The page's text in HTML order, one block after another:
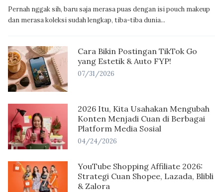
Pernah nggak sih, baru saja merasa puas dengan isi pouch makeup
dan merasa koleksi sudah lengkap, tiba-tiba dunia...
Cara Bikin Postingan TikTok Go
yang Estetik & Auto FYP!
07/31/2026
2026 Itu, Kita Usahakan Mengubah
Konten Menjadi Cuan di Berbagai
Platform Media Sosial
04/24/2026
YouTube Shopping Affiliate 2026:
Strategi Cuan Shopee, Lazada, Blibli
& Zalora